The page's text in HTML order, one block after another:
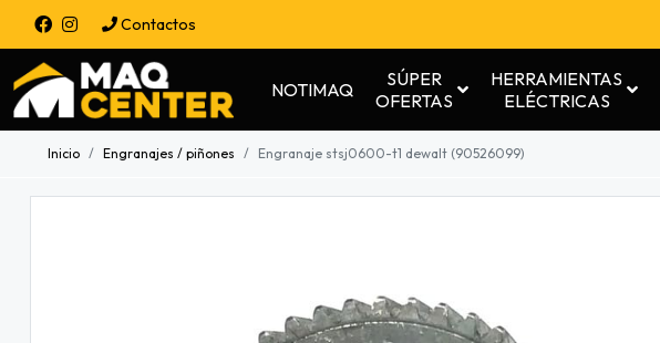
Contactos
NOTIMAQ
SÚPER
OFERTAS
HERRAMIENTAS
ELÉCTRICAS
Inicio Engranajes / piñones Engranaje stsj0600-t1 dewalt (90526099)